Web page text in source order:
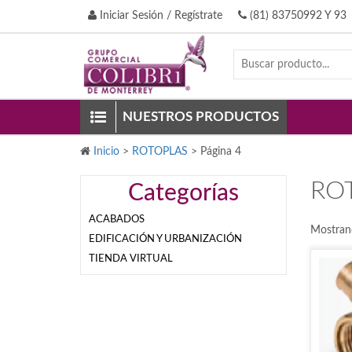
Iniciar Sesión / Regístrate (81) 83750992 Y 93
NUESTROS PRODUCTOS
Inicio > ROTOPLAS > Página 4
Categorías
ACABADOS
EDIFICACIÓN Y URBANIZACIÓN
TIENDA VIRTUAL